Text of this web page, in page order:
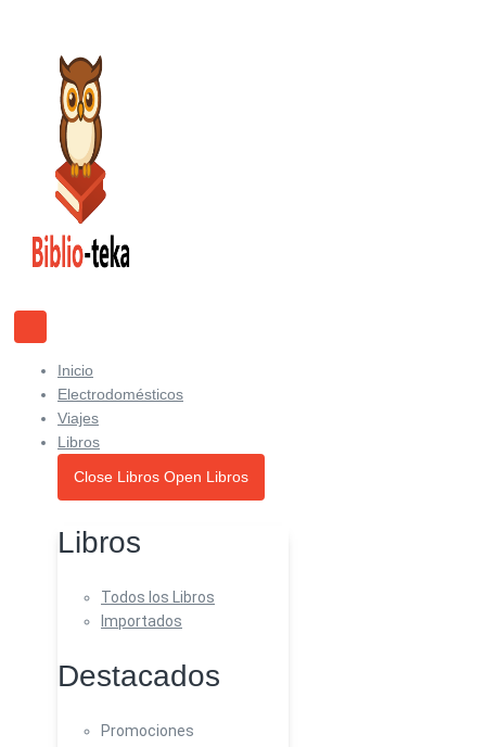
contenido
Inicio
Electrodomésticos
Viajes
Libros
Close Libros Open Libros
Libros
Todos los Libros
Importados
Destacados
Promociones